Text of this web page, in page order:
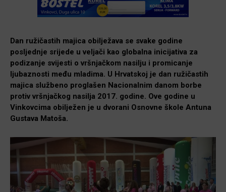
Dan ružičastih majica obilježava se svake godine
posljednje srijede u veljači kao globalna inicijativa za
podizanje svijesti o vršnjačkom nasilju i promicanje
ljubaznosti među mladima. U Hrvatskoj je dan ružičastih
majica službeno proglašen Nacionalnim danom borbe
protiv vršnjačkog nasilja 2017. godine. Ove godine u
Vinkovcima obilježen je u dvorani Osnovne škole Antuna
Gustava Matoša.